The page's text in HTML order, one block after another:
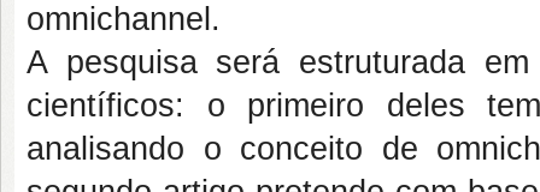
omnichannel.
A pesquisa será estruturada
científicos: o primeiro deles
analisando o conceito de